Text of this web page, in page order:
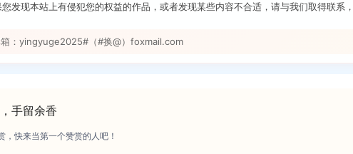
发现本站上有侵犯您的权益的作品，或者发现某些内容不合适，请与我们取得联系
箱：yingyuge2025#（#换@）foxmail.com
手留余香
，快来当第一个赞赏的人吧！